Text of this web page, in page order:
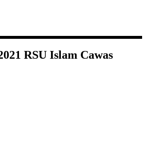
RSU Islam Cawas